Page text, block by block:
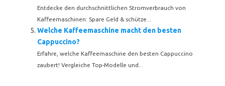
Entdecke den durchschnittlichen Stromverbrauch von
Kaffeemaschinen: Spare Geld & schütze...
Welche Kaffeemaschine macht den besten
Cappuccino?
Erfahre, welche Kaffeemaschine den besten Cappuccino
zaubert! Vergleiche Top-Modelle und...